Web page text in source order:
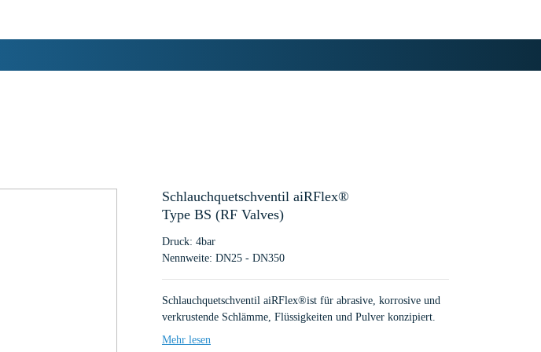
Schlauchquetschventil aiRFlex®
Type BS (RF Valves)
Druck: 4bar
Nennweite: DN25 - DN350
Schlauchquetschventil aiRFlex®ist für abrasive, korrosive und
verkrustende Schlämme, Flüssigkeiten und Pulver konzipiert.
Es zeichnet sich durch einen vollen Durchgang aus und ist mit
Mehr lesen